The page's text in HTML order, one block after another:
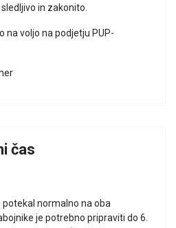
in zakonito.
na voljo na podjetju PUP-
čas
normalno na oba
je potrebno pripraviti do 6.